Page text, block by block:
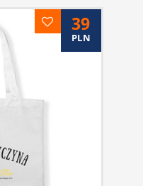
39
PLN